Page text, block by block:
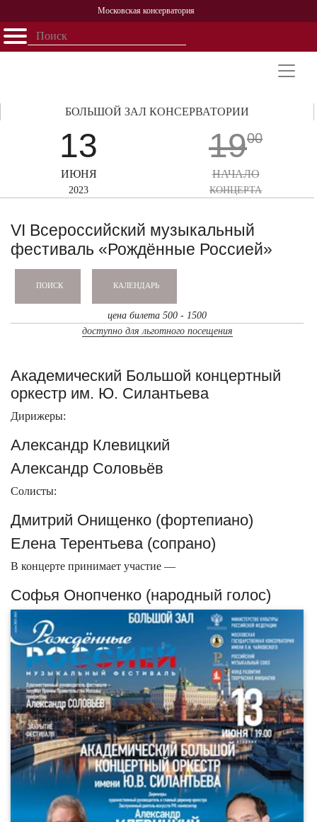
Московская консерватория
Открыть - закрыть
Персоналии
История
13
ИЮНЯ
2023
БОЛЬШОЙ ЗАЛ КОНСЕРВАТОРИИ
1900
НАЧАЛО
КОНЦЕРТА
VI Всероссийский музыкальный
фестиваль «Рождённые Россией»
ПОИСК КАЛЕНДАРЬ
цена билета 500 - 1500
доступно для льготного посещения
Академический Большой концертный
оркестр им. Ю. Силантьева
Дирижеры:
Александр Клевицкий
Александр Соловьёв
Солисты:
Дмитрий Онищенко (фортепиано)
Елена Терентьева (сопрано)
В концерте принимает участие —
Софья Онопченко (народный голос)